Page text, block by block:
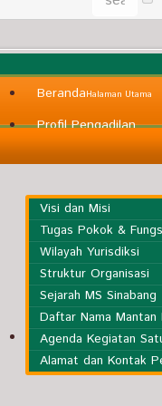
BerandaHalaman Utama
Profil Pengadilan
Visi dan Misi
Tugas Pokok &
Wilayah Yurisdiksi
Struktur Organisasi
Sejarah MS Sinabang
Daftar Nama Mantan
Agenda Kegiatan
Alamat dan Kontak
Informasi Umum